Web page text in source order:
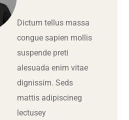
Dictum tellus massa
congue sapien mollis
suspende preti
alesuada enim vitae
dignissim. Seds
mattis adipiscineg
lectusey